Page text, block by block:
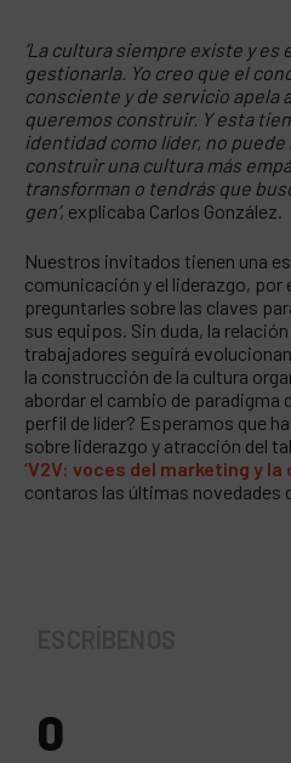
‘La cultura siempre existe y
gestionarla. Yo creo que el
consciente y de servicio apela
queremos construir. Y esta
identidad como líder, no
construir una cultura más
transforman o tendrás que
gen’, explicaba Carlos González.
Nuestros invitados tienen una
comunicación y el liderazgo, por
preguntarles sobre las claves
sus equipos. Sin duda, la
trabajadores seguirá
la construcción de la cultura
abordar el cambio de paradigma
perfil de líder? Esperamos que
sobre liderazgo y atracción del
‘V2V: voces del marketing y la
contaros las últimas novedades
0